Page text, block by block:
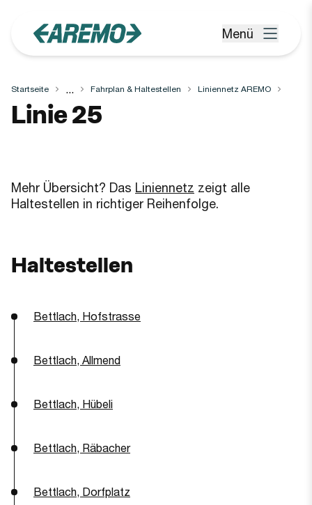
Menü öffnen
Menü
Startseite ... Fahrplan & Haltestellen Liniennetz AREMO
Linie25
Mehr Übersicht? Das Liniennetz zeigt alle
Haltestellen in richtiger Reihenfolge.
Haltestellen
Bettlach, Hofstrasse
Bettlach, Allmend
Bettlach, Hübeli
Bettlach, Räbacher
Bettlach, Dorfplatz